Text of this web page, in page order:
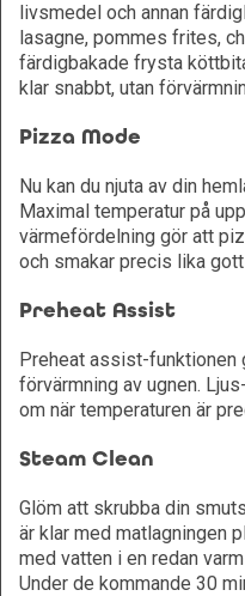
livsmedel och annan
lasagne, pommes frites,
färdigbakade frysta
klar snabbt, utan
Pizza Mode
Nu kan du njuta av din
Maximal temperatur på
värmefördelning gör att
och smakar precis lika
Preheat Assist
Preheat assist-funktionen
förvärmning av ugnen.
om när temperaturen är
Steam Clean
Glöm att skrubba din
är klar med matlagningen
med vatten i en redan
Under de kommande 30